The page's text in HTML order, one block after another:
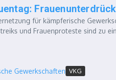
für kämpferische
und Frauenproteste sind zu
VKG